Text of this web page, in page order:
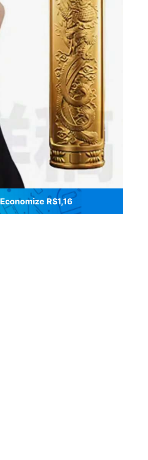
Economize R$1,16